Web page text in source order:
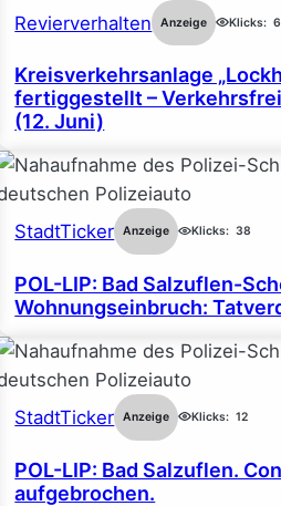
Revierverhalten Anzeige Klicks:
Kreisverkehrsanlage
fertiggestellt –
(12. Juni)
StadtTicker Anzeige Klicks: 38
POL-LIP: Bad Salzuflen-
Wohnungseinbruch:
StadtTicker Anzeige Klicks: 12
POL-LIP: Bad Salzuflen.
aufgebrochen.